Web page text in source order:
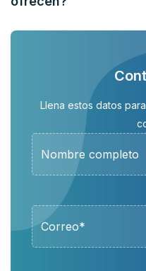
Llena estos datos